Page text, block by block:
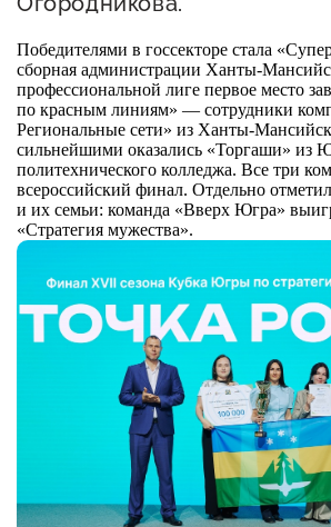
мероприятия
Проекты
Поддержка центра
Онлайн-витрина
Экскурсии на
производства
документы
Справочник
предпринимателя
Органы власти
Организации,
Интерактивные сервисы
Каталог маркетплейсов
Каталог креативной
продукции
Госзакупки для малого
бизнеса
.
Победителями в госсекторе стала
сборная администрации Ханты-
профессиональной лиге первое место
по красным линиям» — сотрудники
Региональные сети» из Ханты-
сильнейшими оказались «Торгаши» из
политехнического колледжа. Все три
всероссийский финал. Отдельно
и их семьи: команда «Вверх Югра»
«Стратегия мужества».